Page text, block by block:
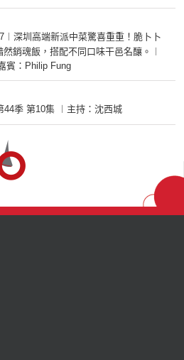
深圳高端新派中菜驚喜重重！脆卜卜
銷魂飯，搭配不同口味干邑名釀。︱
賓：Philip Fung
44季 第10集 ︱主持：沈西城